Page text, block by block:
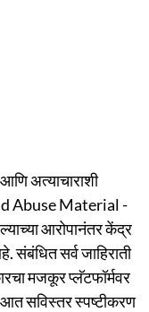
अत्याचाराशी
Abuse Material -
आरोपानंतर केंद्र
सर्व जाहिराती
मजकूर प्लॅटफॉर्मवर
आत सविस्तर स्पष्टीकरण